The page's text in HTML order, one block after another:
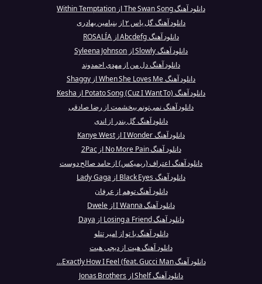
دانلود آهنگ The Swan Song از Within Temptation
دانلود آهنگ گل یاس ۲ از بنیامین بهادری
دانلود آهنگ Abcdefg از ROSALÍA
دانلود آهنگ Slowly از Syleena Johnson
دانلود آهنگ دل من از مهدی احمدوند
دانلود آهنگ When She Loves Me از Shaggy
دانلود آهنگ Potato Song (Cuz I Want To) از Kesha
دانلود آهنگ نمی‌تونم ببخشمت از رضا صادقی
دانلود آهنگ گل بندر از اندی
دانلود آهنگ I Wonder از Kanye West
دانلود آهنگ No More Pain از 2Pac
دانلود آهنگ اعتراف (ریمیکس) از حامد صالح دوست
دانلود آهنگ Black Eyes از Lady Gaga
دانلود آهنگ توهم از عرفان
دانلود آهنگ I Wanna از Dwele
دانلود آهنگ Losing a Friend از Daya
دانلود آهنگ با تو از امیر تتلو
دانلود آهنگ هیت از دیجی هیت
دانلود آهنگ Exactly How I Feel (feat. Gucci Man...
دانلود آهنگ Shelf از Jonas Brothers